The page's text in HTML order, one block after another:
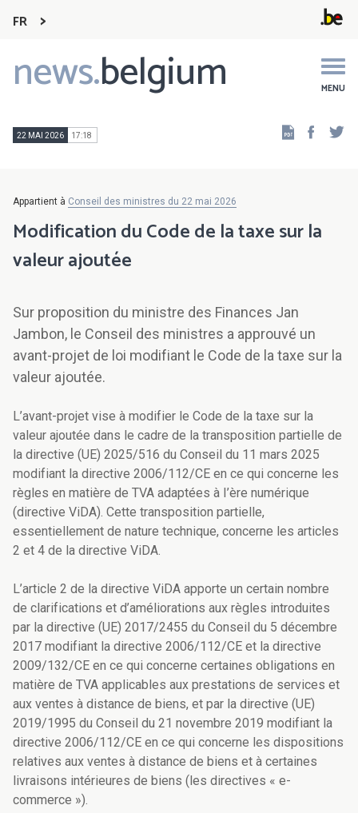
FR
news.belgium MENU
Main
navigation
22 MAI 2026 17:18
Appartient à Conseil des ministres du 22 mai 2026
Modification du Code de la taxe sur la
valeur ajoutée
Sur proposition du ministre des Finances Jan
Jambon, le Conseil des ministres a approuvé un
avant-projet de loi modifiant le Code de la taxe sur la
valeur ajoutée.
L’avant-projet vise à modifier le Code de la taxe sur la
valeur ajoutée dans le cadre de la transposition partielle de
la directive (UE) 2025/516 du Conseil du 11 mars 2025
modifiant la directive 2006/112/CE en ce qui concerne les
règles en matière de TVA adaptées à I’ère numérique
(directive ViDA). Cette transposition partielle,
essentiellement de nature technique, concerne les articles
2 et 4 de la directive ViDA.
L’article 2 de la directive ViDA apporte un certain nombre
de clarifications et d’améliorations aux règles introduites
par la directive (UE) 2017/2455 du Conseil du 5 décembre
2017 modifiant la directive 2006/112/CE et la directive
2009/132/CE en ce qui concerne certaines obligations en
matière de TVA applicables aux prestations de services et
aux ventes à distance de biens, et par la directive (UE)
2019/1995 du Conseil du 21 novembre 2019 modifiant la
directive 2006/112/CE en ce qui concerne les dispositions
relatives aux ventes à distance de biens et à certaines
livraisons intérieures de biens (les directives « e-
commerce »).